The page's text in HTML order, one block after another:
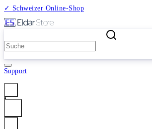
✓ Schweizer Online-Shop
Support